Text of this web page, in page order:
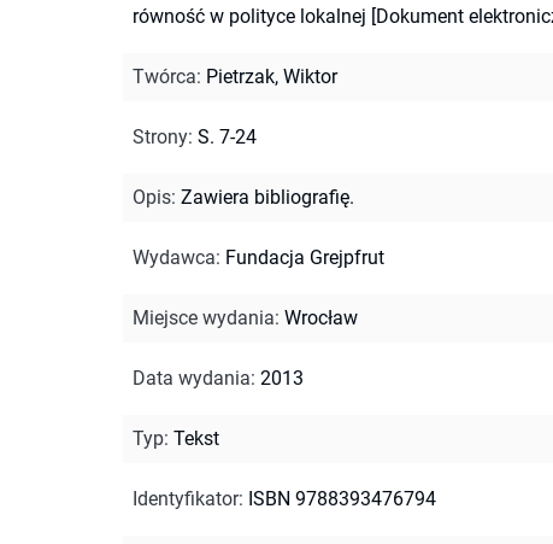
równość w polityce lokalnej [Dokument
Twórca: Pietrzak, Wiktor
Strony: S. 7-24
Opis: Zawiera bibliografię.
Wydawca: Fundacja Grejpfrut
Miejsce wydania: Wrocław
Data wydania: 2013
Typ: Tekst
Identyfikator: ISBN 9788393476794